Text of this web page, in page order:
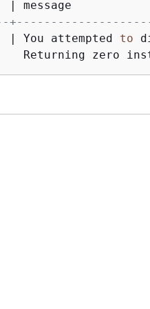
|
| You attempted to
Returning zero